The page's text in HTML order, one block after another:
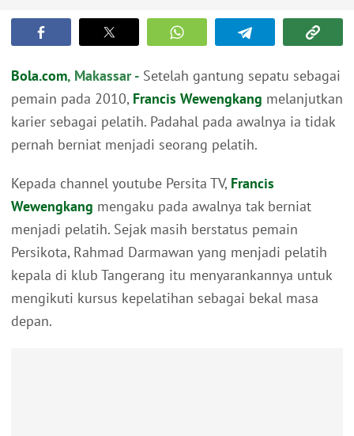
Bola.com, Makassar - Setelah gantung sepatu sebagai
pemain pada 2010, Francis Wewengkang melanjutkan
karier sebagai pelatih. Padahal pada awalnya ia tidak
pernah berniat menjadi seorang pelatih.
Kepada channel youtube Persita TV, Francis
Wewengkang mengaku pada awalnya tak berniat
menjadi pelatih. Sejak masih berstatus pemain
Persikota, Rahmad Darmawan yang menjadi pelatih
kepala di klub Tangerang itu menyarankannya untuk
mengikuti kursus kepelatihan sebagai bekal masa
depan.